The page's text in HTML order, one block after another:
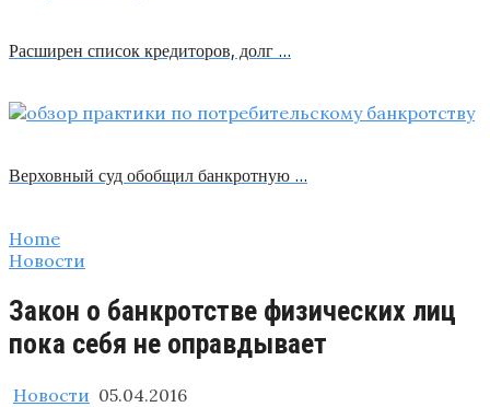
Расширен список кредиторов, долг …
Верховный суд обобщил банкротную …
Home
Новости
Закон о банкротстве физических лиц
пока себя не оправдывает
Новости 05.04.2016